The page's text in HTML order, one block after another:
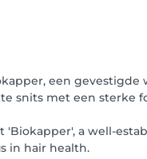
een
snits met een sterke
a well-
in hair health.